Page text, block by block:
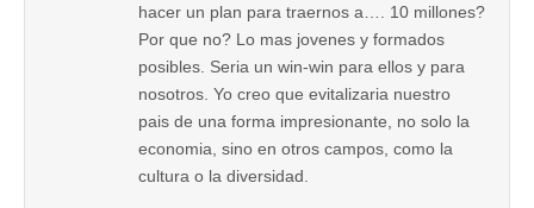
hacer un plan para traernos a…. 10 millones?
Por que no? Lo mas jovenes y formados
posibles. Seria un win-win para ellos y para
nosotros. Yo creo que evitalizaria nuestro
pais de una forma impresionante, no solo la
economia, sino en otros campos, como la
cultura o la diversidad.